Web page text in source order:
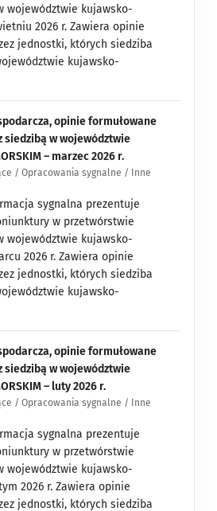
województwie kujawsko-
2026 r. Zawiera opinie
jednostki, których siedziba
kujawsko-
opinie formułowane
siedzibą w województwie
– marzec 2026 r.
/ Opracowania sygnalne / Inne
sygnalna prezentuje
w przetwórstwie
województwie kujawsko-
2026 r. Zawiera opinie
jednostki, których siedziba
kujawsko-
opinie formułowane
siedzibą w województwie
– luty 2026 r.
/ Opracowania sygnalne / Inne
sygnalna prezentuje
w przetwórstwie
województwie kujawsko-
2026 r. Zawiera opinie
jednostki, których siedziba